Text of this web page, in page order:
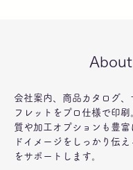
About
会社案内、商品カタログ、
フレットをプロ仕様で印
質や加工オプションも豊富
ドイメージをしっかり伝
をサポートします。